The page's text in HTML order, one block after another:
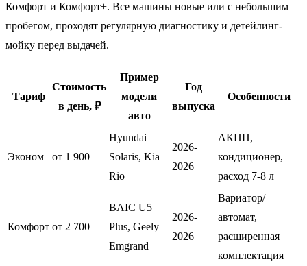
Комфорт и Комфорт+. Все машины новые или с небольшим
пробегом, проходят регулярную диагностику и детейлинг-
мойку перед выдачей.
Тариф
Стоимость
в день, ₽
Пример
модели
авто
Год
выпуска
Особенности
Эконом от 1 900
Hyundai
Solaris, Kia
Rio
2026-
2026
АКПП,
кондиционер,
расход 7-8 л
Комфорт от 2 700
BAIC U5
Plus, Geely
Emgrand
2026-
2026
Вариатор/
автомат,
расширенная
комплектация